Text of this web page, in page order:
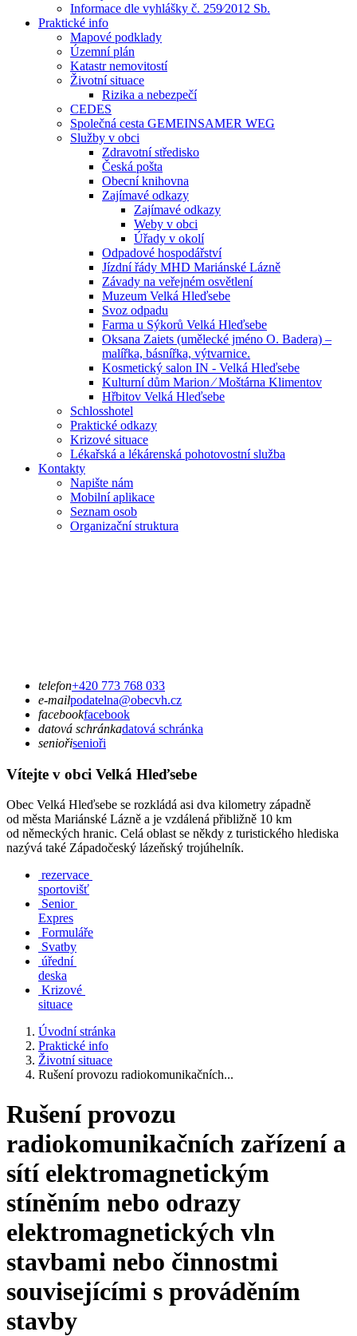
Informace dle vyhlášky č. 259⁄2012 Sb.
Praktické info
Mapové podklady
Územní plán
Katastr nemovitostí
Životní situace
Rizika a nebezpečí
CEDES
Společná cesta GEMEINSAMER WEG
Služby v obci
Zdravotní středisko
Česká pošta
Obecní knihovna
Zajímavé odkazy
Zajímavé odkazy
Weby v obci
Úřady v okolí
Odpadové hospodářství
Jízdní řády MHD Mariánské Lázně
Závady na veřejném osvětlení
Muzeum Velká Hleďsebe
Svoz odpadu
Farma u Sýkorů Velká Hleďsebe
Oksana Zaiets (umělecké jméno O. Badera) –
malířka, básnířka, výtvarnice.
Kosmetický salon IN - Velká Hleďsebe
Kulturní dům Marion ⁄ Moštárna Klimentov
Hřbitov Velká Hleďsebe
Schlosshotel
Praktické odkazy
Krizové situace
Lékařská a lékárenská pohotovostní služba
Kontakty
Napište nám
Mobilní aplikace
Seznam osob
Organizační struktura
telefon+420 773 768 033
e-mailpodatelna@obecvh.cz
facebookfacebook
datová schránkadatová schránka
seniořisenioři
Vítejte v obci Velká Hleďsebe
Obec Velká Hleďsebe se rozkládá asi dva kilometry západně
od města Mariánské Lázně a je vzdálená přibližně 10 km
od německých hranic. Celá oblast se někdy z turistického hlediska
nazývá také Západočeský lázeňský trojúhelník.
rezervace
sportovišť
Senior
Expres
Formuláře
Svatby
úřední
deska
Krizové
situace
Úvodní stránka
Praktické info
Životní situace
Rušení provozu radiokomunikačních...
Rušení provozu
radiokomunikačních zařízení a
sítí elektromagnetickým
stíněním nebo odrazy
elektromagnetických vln
stavbami nebo činnostmi
souvisejícími s prováděním
stavby